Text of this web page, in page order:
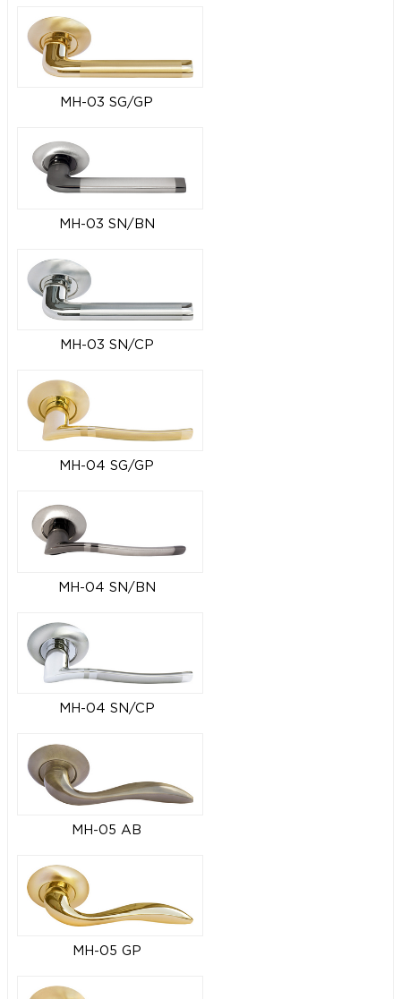
MH-03 SG/GP
MH-03 SN/BN
MH-03 SN/CP
MH-04 SG/GP
MH-04 SN/BN
MH-04 SN/CP
MH-05 AB
MH-05 GP